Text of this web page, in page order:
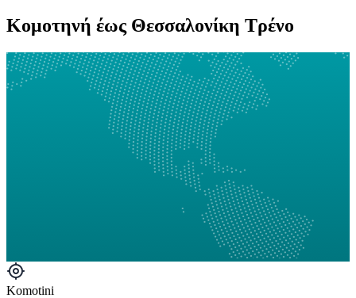
Κομοτηνή έως Θεσσαλονίκη Τρένο
Komotini